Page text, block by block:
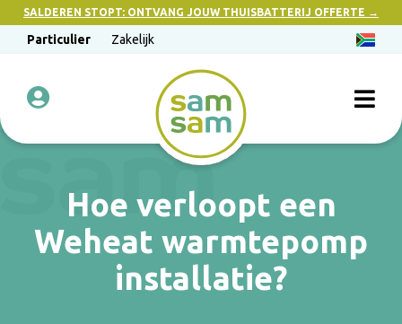
SALDEREN STOPT: ONTVANG JOUW THUISBATTERIJ OFFERTE →
Particulier Zakelijk
Hoe verloopt een
Weheat warmtepomp
installatie?